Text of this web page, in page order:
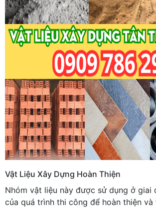
Vật Liệu Xây Dựng Hoàn Thiện
Nhóm vật liệu này được sử dụng ở giai
của quá trình thi công để hoàn thiện